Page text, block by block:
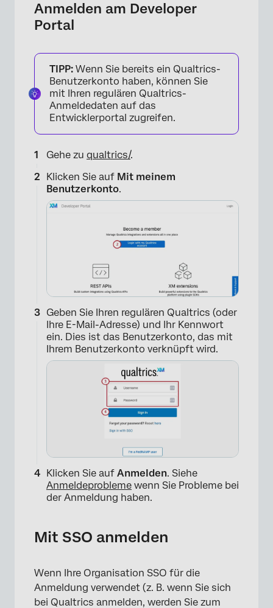
Anmelden am Developer
Portal
TIPP: Wenn Sie bereits ein Qualtrics-
Benutzerkonto haben, können Sie
mit Ihren regulären Qualtrics-
Anmeldedaten auf das
Entwicklerportal zugreifen.
Gehe zu qualtrics/.
Klicken Sie auf Mit meinem
Benutzerkonto.
Geben Sie Ihren regulären Qualtrics (oder
Ihre E-Mail-Adresse) und Ihr Kennwort
ein. Dies ist das Benutzerkonto, das mit
Ihrem Benutzerkonto verknüpft wird.
Klicken Sie auf Anmelden. Siehe
Anmeldeprobleme wenn Sie Probleme bei
der Anmeldung haben.
Mit SSO anmelden
Wenn Ihre Organisation SSO für die
Anmeldung verwendet (z. B. wenn Sie sich
bei Qualtrics anmelden, werden Sie zum